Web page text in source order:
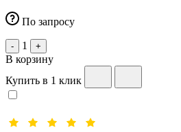
По запросу
- 1 +
В корзину
Купить в 1 клик